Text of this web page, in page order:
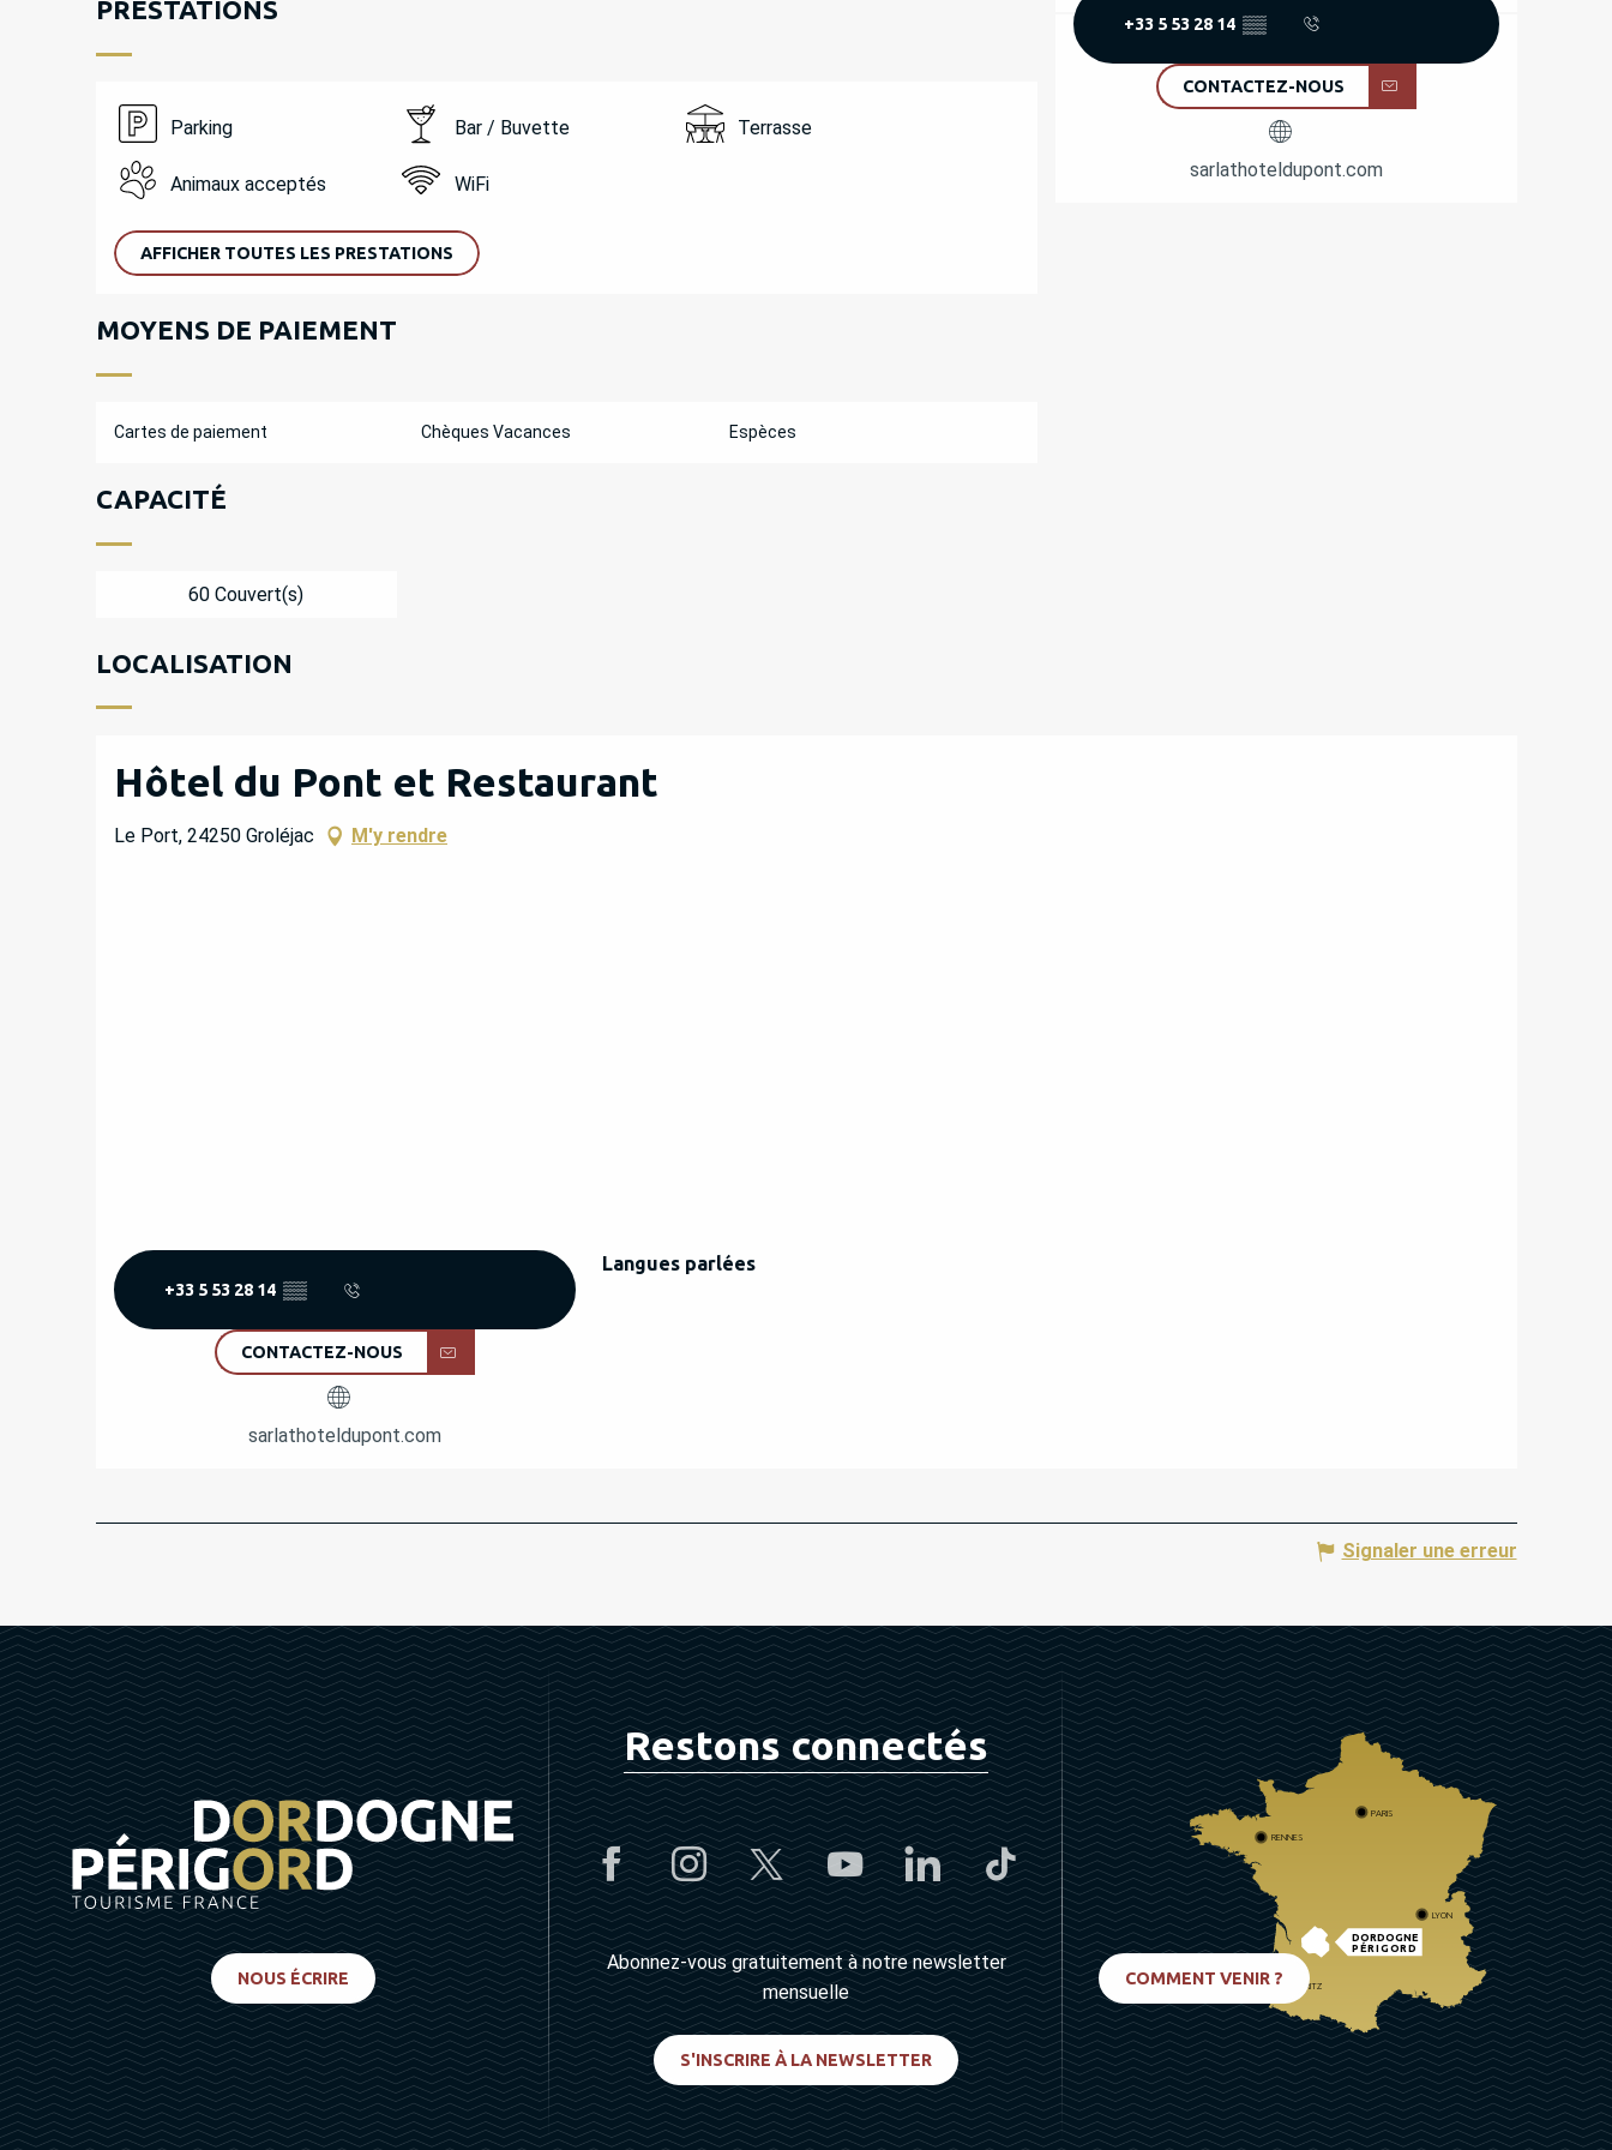
+33 5 53 28 14 ▒▒
CONTACTEZ-NOUS
sarlathoteldupont.com
PRESTATIONS
Parking Bar / Buvette Terrasse
Animaux acceptés WiFi
AFFICHER TOUTES LES PRESTATIONS
MOYENS DE PAIEMENT
Cartes de paiement Chèques Vacances Espèces
CAPACITÉ
60 Couvert(s)
LOCALISATION
Hôtel du Pont et Restaurant
Le Port, 24250 Groléjac M'y rendre
+33 5 53 28 14 ▒▒
CONTACTEZ-NOUS
sarlathoteldupont.com
Langues parlées
Langues parlées
Signaler une erreur
NOUS ÉCRIRE
Restons connectés
Abonnez-vous gratuitement à notre newsletter
mensuelle
S'INSCRIRE À LA NEWSLETTER
DORDOGNE
PÉRIGORD
PARIS
RENNES
LYON
BIARRITZ
COMMENT VENIR ?